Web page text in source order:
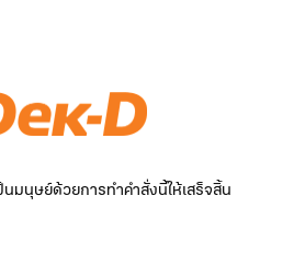
มนุษย์ด้วยการทำคำสั่งนี้ให้เสร็จสิ้น